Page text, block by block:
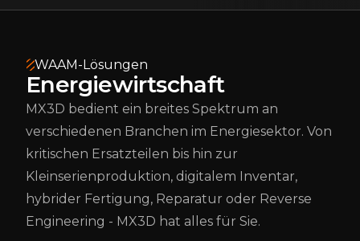
WAAM-Lösungen
Energiewirtschaft
MX3D bedient ein breites Spektrum an
verschiedenen Branchen im Energiesektor. Von
kritischen Ersatzteilen bis hin zur
Kleinserienproduktion, digitalem Inventar,
hybrider Fertigung, Reparatur oder Reverse
Engineering - MX3D hat alles für Sie.